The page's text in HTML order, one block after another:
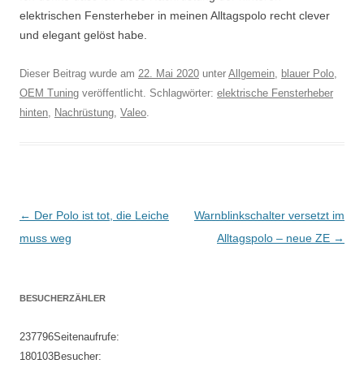
elektrischen Fensterheber in meinen Alltagspolo recht clever
und elegant gelöst habe.
Dieser Beitrag wurde am 22. Mai 2020 unter Allgemein, blauer Polo,
OEM Tuning veröffentlicht. Schlagwörter: elektrische Fensterheber
hinten, Nachrüstung, Valeo.
Beitragsnavigation
← Der Polo ist tot, die Leiche
muss weg
Warnblinkschalter versetzt im
Alltagspolo – neue ZE →
BESUCHERZÄHLER
237796Seitenaufrufe:
180103Besucher: